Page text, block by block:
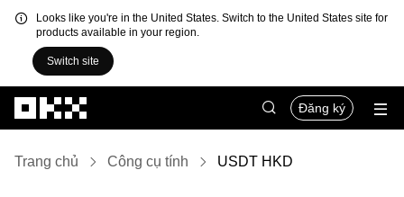
Looks like you're in the United States. Switch to the United States site for
products available in your region.
Switch site
Đăng ký
Trang chủ Công cụ tính USDT HKD